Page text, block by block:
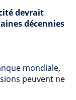
devrait
décennies
mondiale,
peuvent ne